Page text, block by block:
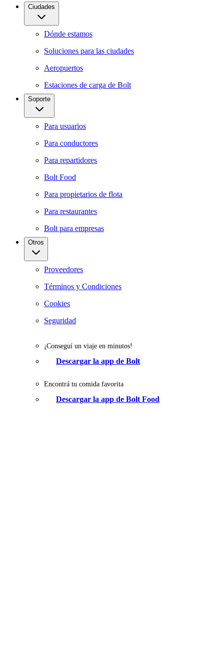
Ciudades
Dónde estamos
Soluciones para las ciudades
Aeropuertos
Estaciones de carga de Bolt
Soporte
Para usuarios
Para conductores
Para repartidores
Bolt Food
Para propietarios de flota
Para restaurantes
Bolt para empresas
Otros
Proveedores
Términos y Condiciones
Cookies
Seguridad
¡Conseguí un viaje en minutos!
Descargar la app de Bolt
Encontrá tu comida favorita
Descargar la app de Bolt Food